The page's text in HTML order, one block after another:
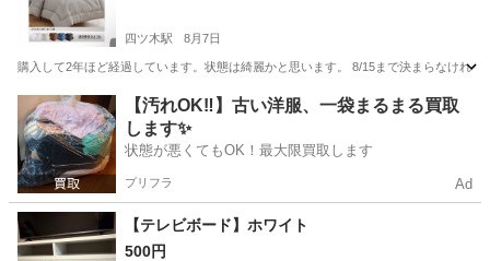
四ツ木駅 8月7日
購入して2年ほど経過しています。状態は綺麗かと思います。 8/15まで決まらなければ
東京 葛飾区 四ツ木駅 寝具 状態
【汚れOK‼️】古い洋服、一袋まるまる買取
します✨
状態が悪くてもOK！最大限買取します
プリフラ Ad
【テレビボード】ホワイト
500円